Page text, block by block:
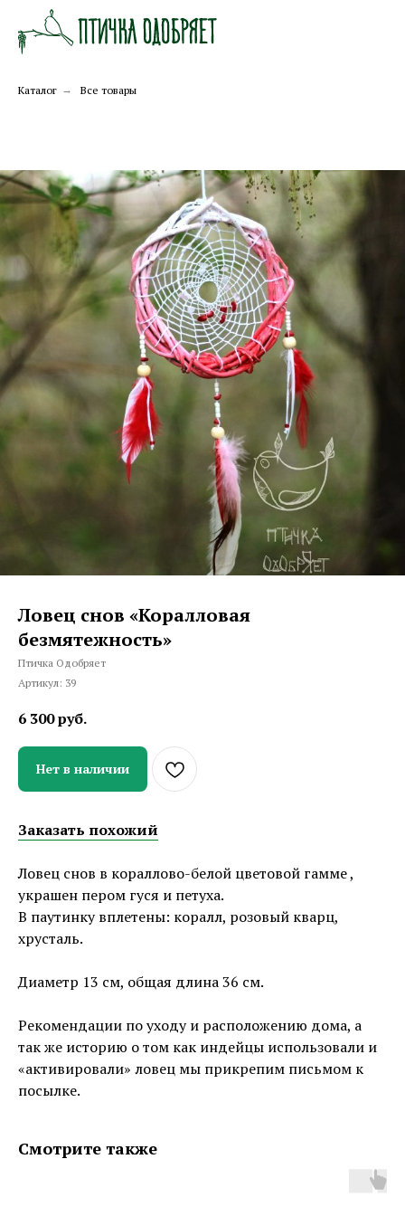
Каталог → Все товары
Ловец снов «Коралловая
безмятежность»
Птичка Одобряет
Артикул: 39
6 300руб.
Нет в наличии
Заказать похожий
Ловец снов в кораллово-белой цветовой гамме ,
украшен пером гуся и петуха.
В паутинку вплетены: коралл, розовый кварц,
хрусталь.
Диаметр 13 см, общая длина 36 см.
Рекомендации по уходу и расположению дома, а
так же историю о том как индейцы использовали и
«активировали» ловец мы прикрепим письмом к
посылке.
Смотрите также